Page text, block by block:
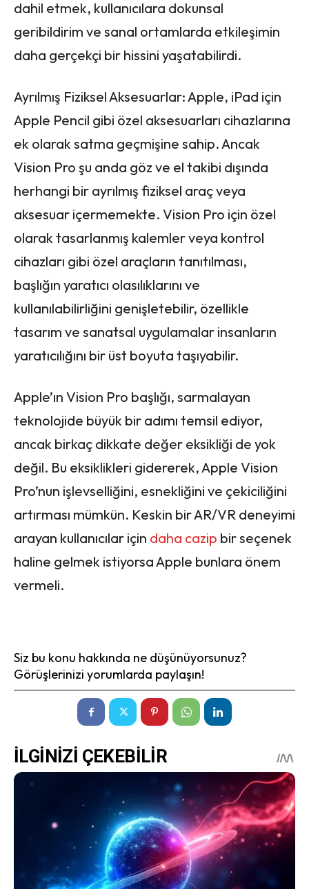
dahil etmek, kullanıcılara dokunsal
geribildirim ve sanal ortamlarda etkileşimin
daha gerçekçi bir hissini yaşatabilirdi.
Ayrılmış Fiziksel Aksesuarlar: Apple, iPad için
Apple Pencil gibi özel aksesuarları cihazlarına
ek olarak satma geçmişine sahip. Ancak
Vision Pro şu anda göz ve el takibi dışında
herhangi bir ayrılmış fiziksel araç veya
aksesuar içermemekte. Vision Pro için özel
olarak tasarlanmış kalemler veya kontrol
cihazları gibi özel araçların tanıtılması,
başlığın yaratıcı olasılıklarını ve
kullanılabilirliğini genişletebilir, özellikle
tasarım ve sanatsal uygulamalar insanların
yaratıcılığını bir üst boyuta taşıyabilir.
Apple’ın Vision Pro başlığı, sarmalayan
teknolojide büyük bir adımı temsil ediyor,
ancak birkaç dikkate değer eksikliği de yok
değil. Bu eksiklikleri gidererek, Apple Vision
Pro’nun işlevselliğini, esnekliğini ve çekiciliğini
artırması mümkün. Keskin bir AR/VR deneyimi
arayan kullanıcılar için daha cazip bir seçenek
haline gelmek istiyorsa Apple bunlara önem
vermeli.
Siz bu konu hakkında ne düşünüyorsunuz?
Görüşlerinizi yorumlarda paylaşın!